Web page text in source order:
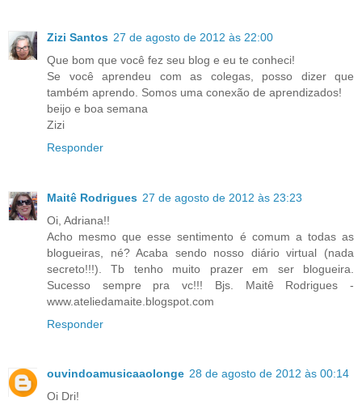
Zizi Santos 27 de agosto de 2012 às 22:00
Que bom que você fez seu blog e eu te conheci!
Se você aprendeu com as colegas, posso dizer que
também aprendo. Somos uma conexão de aprendizados!
beijo e boa semana
Zizi
Responder
Maitê Rodrigues 27 de agosto de 2012 às 23:23
Oi, Adriana!!
Acho mesmo que esse sentimento é comum a todas as
blogueiras, né? Acaba sendo nosso diário virtual (nada
secreto!!!). Tb tenho muito prazer em ser blogueira.
Sucesso sempre pra vc!!! Bjs. Maitê Rodrigues -
www.ateliedamaite.blogspot.com
Responder
ouvindoamusicaaolonge 28 de agosto de 2012 às 00:14
Oi Dri!